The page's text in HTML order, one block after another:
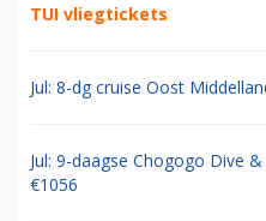
TUI vliegtickets
Jul: 8-dg cruise Oost
Jul: 9-daagse Chogogo Dive
€1056